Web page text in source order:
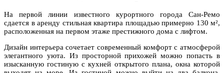
На первой линии известного курортного города Сан-Ремо
сдается в аренду стильная квартира площадью примерно 130 м²,
расположенная на первом этаже престижного дома с лифтом.
Дизайн интерьера сочетает современный комфорт с атмосферой
элегантного уюта. Из просторной прихожей можно попасть в
изысканную гостиную с кухней открытого плана, окна которой